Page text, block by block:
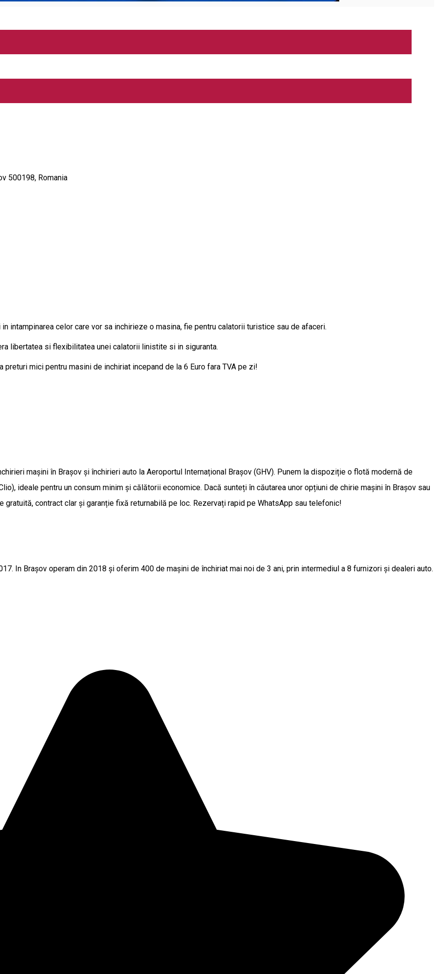
500198, Romania
intampinarea celor care vor sa inchirieze o masina, fie pentru calatorii turistice sau de afaceri.
libertatea si flexibilitatea unei calatorii linistite si in siguranta.
mici pentru masini de inchiriat incepand de la 6 Euro fara TVA pe zi!
mașini în Brașov și închirieri auto la Aeroportul Internațional Brașov (GHV). Punem la dispoziție o flotă modernă de
ideale pentru un consum minim și călătorii economice. Dacă sunteți în căutarea unor opțiuni de chirie mașini în Brașov sau
contract clar și garanție fixă returnabilă pe loc. Rezervați rapid pe WhatsApp sau telefonic!
In Brașov operam din 2018 și oferim 400 de mașini de închiriat mai noi de 3 ani, prin intermediul a 8 furnizori și dealeri auto.